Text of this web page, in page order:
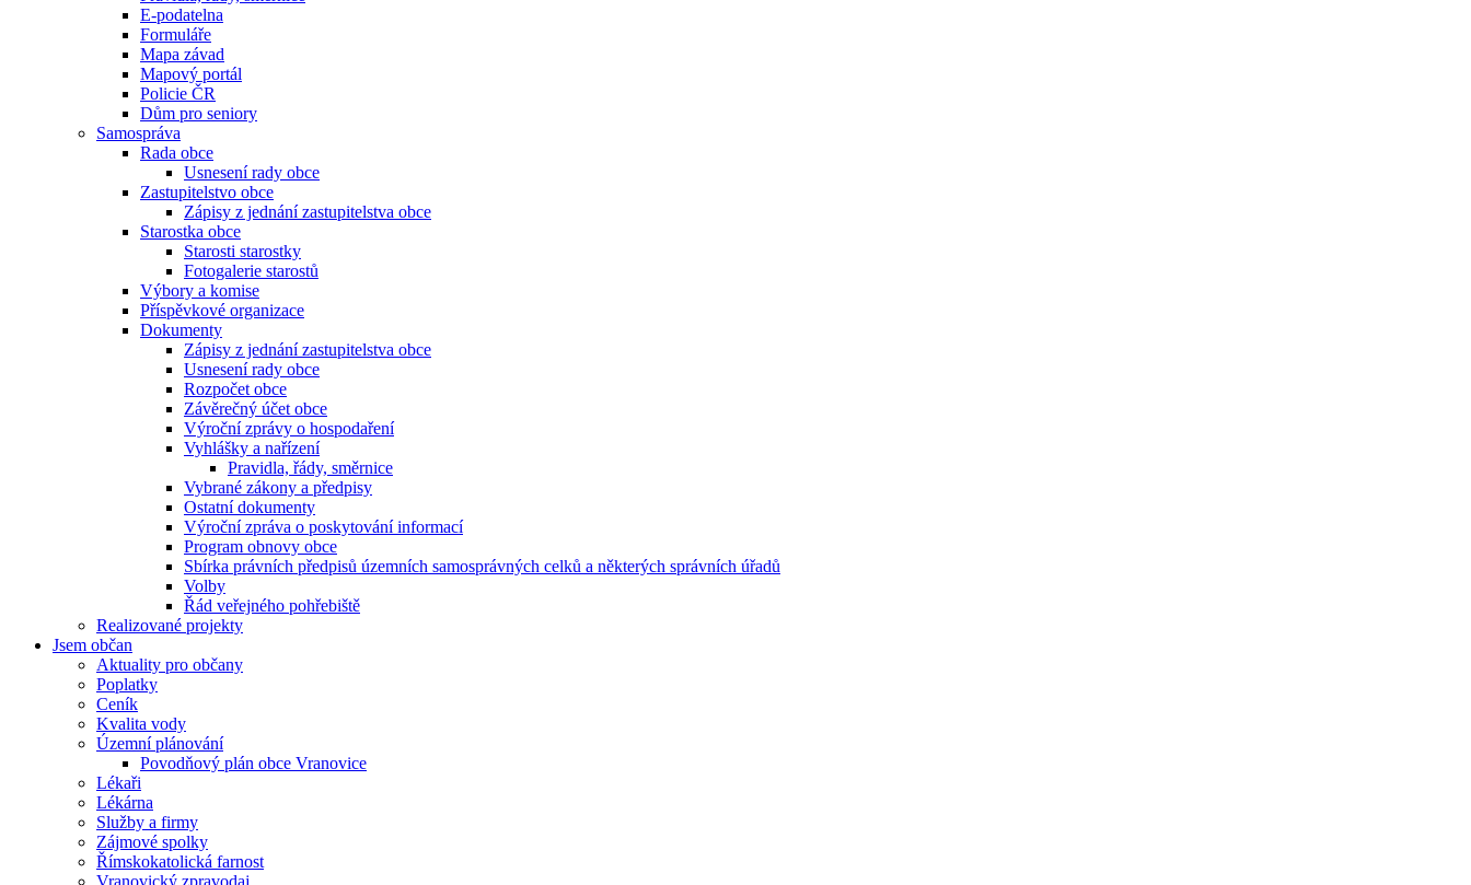
E-podatelna
Formuláře
Mapa závad
Mapový portál
Policie ČR
Dům pro seniory
Samospráva
Rada obce
Usnesení rady obce
Zastupitelstvo obce
Zápisy z jednání zastupitelstva obce
Starostka obce
Starosti starostky
Fotogalerie starostů
Výbory a komise
Příspěvkové organizace
Dokumenty
Zápisy z jednání zastupitelstva obce
Usnesení rady obce
Rozpočet obce
Závěrečný účet obce
Výroční zprávy o hospodaření
Vyhlášky a nařízení
Pravidla, řády, směrnice
Vybrané zákony a předpisy
Ostatní dokumenty
Výroční zpráva o poskytování informací
Program obnovy obce
Sbírka právních předpisů územních samosprávných celků a některých správních úřadů
Volby
Řád veřejného pohřebiště
Realizované projekty
Jsem občan
Aktuality pro občany
Poplatky
Ceník
Kvalita vody
Územní plánování
Povodňový plán obce Vranovice
Lékaři
Lékárna
Služby a firmy
Zájmové spolky
Římskokatolická farnost
Vranovický zpravodaj